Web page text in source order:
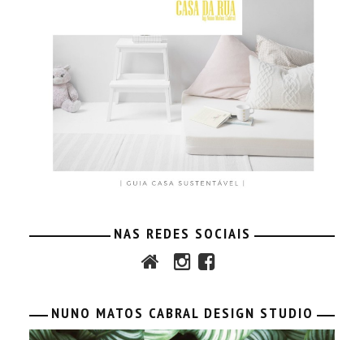
NAS REDES SOCIAIS
NUNO MATOS CABRAL DESIGN STUDIO